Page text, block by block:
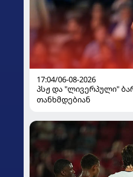
17:04/06-08-2026
პსჟ და "ლივერპული"
თანხმდებიან